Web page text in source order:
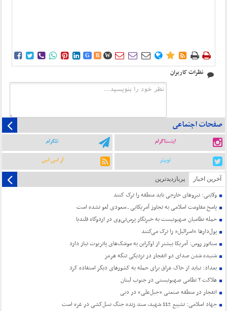
      G B W        
نظرات کاربران
صفحات اجتماعی
اینستاگرام تلگرام
توییتر آر اس اس
آخرین اخبار پربازدیدترین
ولایتی: نیروهای خارجی باید منطقه را ترک کنند
پاسخ مقاومت اسلامی به تجاوز آمریکایی ـ سعودی لغو نشده است
حمله نظامیان صهیونیست به خبرنگار پرس‌تی‌وی در اردوگاه قلندیا
پول‌دارها “اسرائیل” را ترک می‌کنند
سناتور روس: آمریکا بیشتر از اوکراین به موشک‌های پاتریوت نیاز دارد
شنیده شدن صدای دو انفجار در نزدیکی تنگه هرمز
بغداد: نباید از خاک عراق برای حمله به کشورهای دیگر استفاده کرد
هلاکت ۲ نظامی صهیونیستی در جنوب لبنان
انفجار در منطقه صنعتی «جبل‌علی» در دبی
جهاد اسلامی: تشییع 112 شهید، سند زنده جنگ نسل‌کشی در غزه است